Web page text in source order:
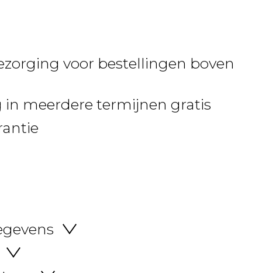
voor bestellingen boven
in meerdere termijnen gratis